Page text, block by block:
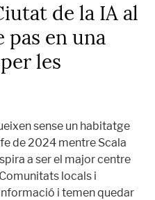
de la IA al
pas en una
les
sense un habitatge
de 2024 mentre Scala
a ser el major centre
locals i
i temen quedar